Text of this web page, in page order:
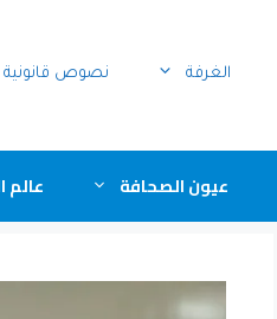
الغرفة نصوص قانونية
عيون الصحافة عالم